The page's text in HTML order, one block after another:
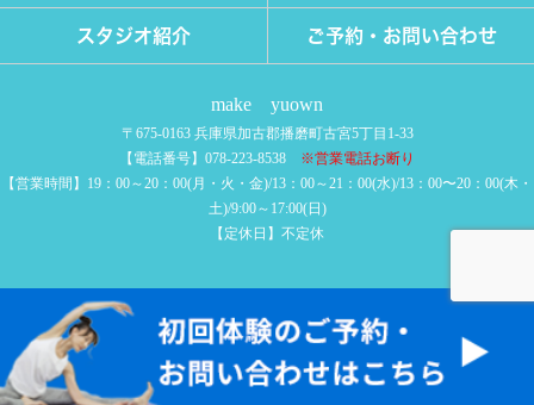
スタジオ紹介 ご予約・お問い合わせ
make yuown
〒675-0163 兵庫県加古郡播磨町古宮5丁目1-33
【電話番号】078-223‐8538 ※営業電話お断り
【営業時間】19：00～20：00(月・火・金)/13：00～21：00(水)/13：00〜20：00(木・
土)/9:00～17:00(日)
【定休日】不定休